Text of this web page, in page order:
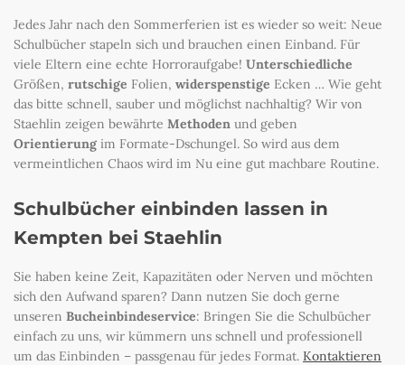
Jedes Jahr nach den Sommerferien ist es wieder so weit: Neue
Schulbücher stapeln sich und brauchen einen Einband. Für
viele Eltern eine echte Horroraufgabe! Unterschiedliche
Größen, rutschige Folien, widerspenstige Ecken … Wie geht
das bitte schnell, sauber und möglichst nachhaltig? Wir von
Staehlin zeigen bewährte Methoden und geben
Orientierung im Formate-Dschungel. So wird aus dem
vermeintlichen Chaos wird im Nu eine gut machbare Routine.
Schulbücher einbinden lassen in
Kempten bei Staehlin
Sie haben keine Zeit, Kapazitäten oder Nerven und möchten
sich den Aufwand sparen? Dann nutzen Sie doch gerne
unseren Bucheinbindeservice: Bringen Sie die Schulbücher
einfach zu uns, wir kümmern uns schnell und professionell
um das Einbinden – passgenau für jedes Format. Kontaktieren